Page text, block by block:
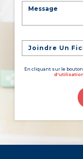
Joindre Un
En cliquant sur le